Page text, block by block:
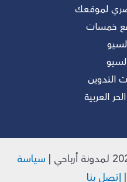
لموقعك
خمسات
التدوين
العربية
سياسة
| إتصل بنا